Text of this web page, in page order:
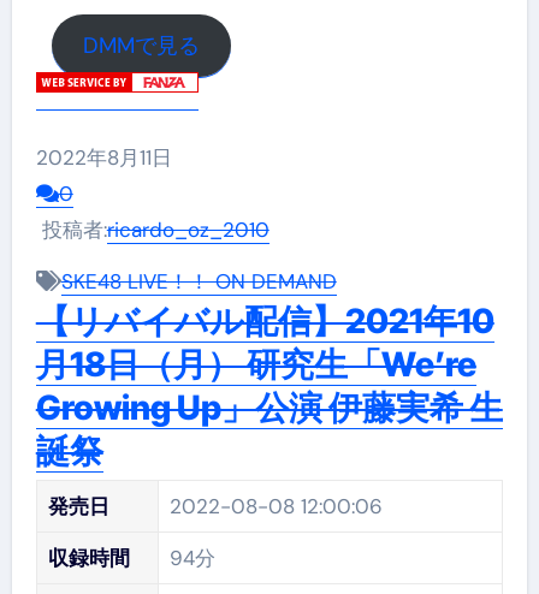
DMMで見る
2022年8月11日
0
投稿者:ricardo_oz_2010
SKE48 LIVE！！ ON DEMAND
【リバイバル配信】2021年10
月18日（月） 研究生「We’re
Growing Up」公演 伊藤実希 生
誕祭
発売日
2022-08-08 12:00:06
収録時間
94分